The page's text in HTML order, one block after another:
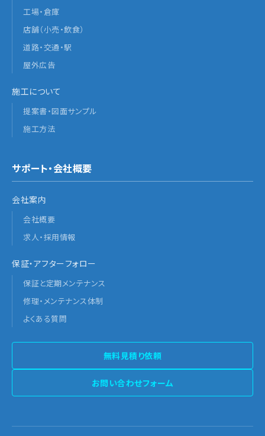
工場・倉庫
店舗（小売・飲食）
道路・交通・駅
屋外広告
施工について
提案書・図面サンプル
施工方法
サポート・会社概要
会社案内
会社概要
求人・採用情報
保証・アフターフォロー
保証と定期メンテナンス
修理・メンテナンス体制
よくある質問
無料見積り依頼
お問い合わせフォーム